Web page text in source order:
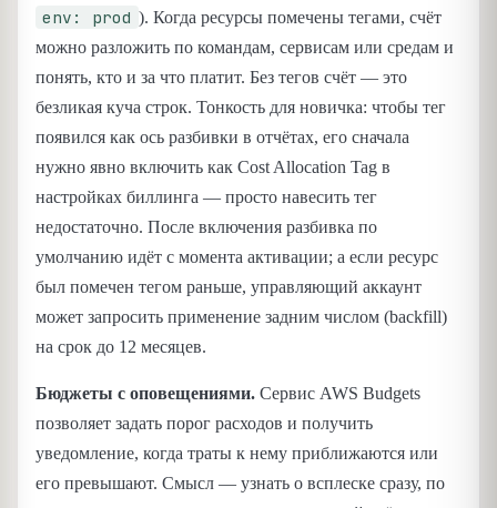
env: prod ). Когда ресурсы помечены тегами, счёт
можно разложить по командам, сервисам или средам и
понять, кто и за что платит. Без тегов счёт — это
безликая куча строк. Тонкость для новичка: чтобы тег
появился как ось разбивки в отчётах, его сначала
нужно явно включить как Cost Allocation Tag в
настройках биллинга — просто навесить тег
недостаточно. После включения разбивка по
умолчанию идёт с момента активации; а если ресурс
был помечен тегом раньше, управляющий аккаунт
может запросить применение задним числом (backfill)
на срок до 12 месяцев.
Бюджеты с оповещениями. Сервис AWS Budgets
позволяет задать порог расходов и получить
уведомление, когда траты к нему приближаются или
его превышают. Смысл — узнать о всплеске сразу, по